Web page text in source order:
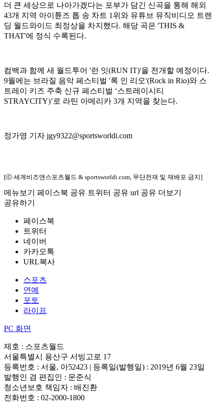
더 큰 세상으로 나아가겠다는 포부가 담긴 신곡을 통해 해외
43개 지역 아이튠즈 톱 송 차트 1위와 유튜브 뮤직비디오 트렌
딩 월드와이드 최정상을 차지했다. 해당 곡은 'THIS &
THAT'에 정식 수록된다.
컴백과 함께 새 월드투어 '런 잇(RUN IT)'을 전개할 예정이다.
9월에는 브라질 음악 페스티벌 '록 인 리오'(Rock in Rio)와 스
트레이 키즈 주축 신규 페스티벌 ‘스트레이시티
STRAYCITY)’로 라틴 아메리카 3개 지역을 찾는다.
정가영 기자 jgy9322@sportsworldi.com
[ⓒ 세계비즈앤스포츠월드 & sportsworldi.com, 무단전재 및 재배포 금지]
메뉴보기 페이스북 공유 트위터 공유 url 공유 더보기
공유하기
페이스북
트위터
네이버
카카오톡
URL복사
스포츠
연예
포토
라이프
PC 화면
제호 : 스포츠월드
서울특별시 용산구 서빙고로 17
등록번호 : 서울, 아52423 | 등록일(발행일) : 2019년 6월 23일
발행인 겸 편집인 : 문준식
청소년보호 책임자 : 배진환
전화번호 : 02-2000-1800